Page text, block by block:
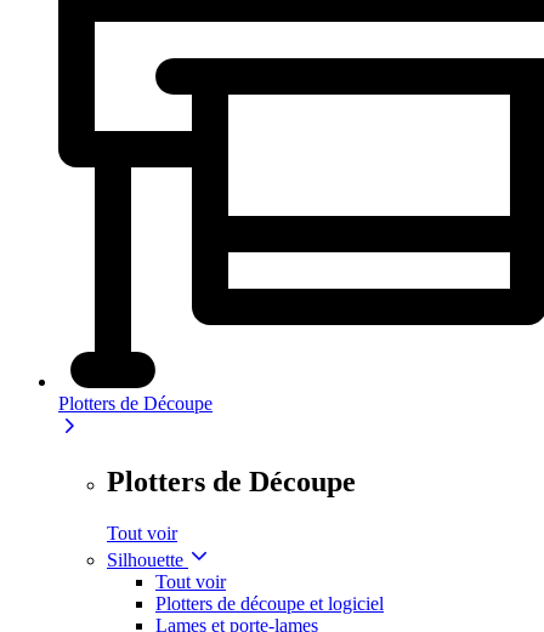
Plotters de Découpe
Plotters de Découpe
Tout voir
Silhouette
Tout voir
Plotters de découpe et logiciel
Lames et porte-lames